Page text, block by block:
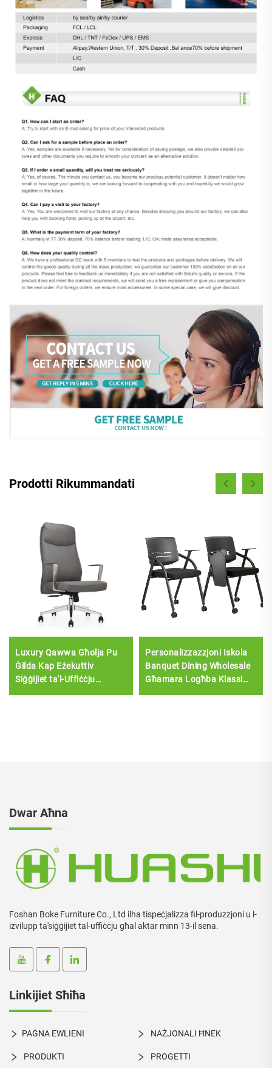
Prodotti Rikummandati
Luxury Qawwa Għolja Pu
Ġilda Kap Eżekuttiv
Siġġijiet ta'l-Uffiċċju
Personalizzazzjoni Iskola
Banquet Dining Wholesale
Għamara Logħba Klassi
Dwar Aħna
Foshan Boke Furniture Co., Ltd ilha tispeċjalizza fil-produzzjoni u l-
iżvilupp ta'siġġijiet tal-uffiċċju għal aktar minn 13-il sena.
Linkijiet Sħiħa
PAĠNA EWLIENI NAŻJONALI ĦNEK
PRODUKTI PROGETTI